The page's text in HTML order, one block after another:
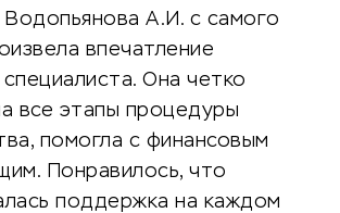
Водопьянова А.И. с самого
впечатление
Она четко
все этапы процедуры
помогла с финансовым
Понравилось, что
поддержка на каждом